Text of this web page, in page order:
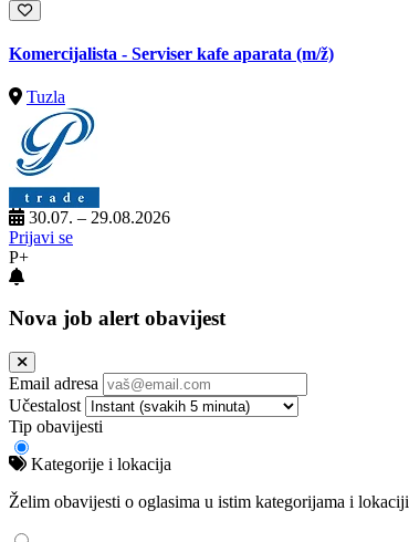
Komercijalista - Serviser kafe aparata (m/ž)
Tuzla
30.07. – 29.08.2026
Prijavi se
P+
Nova job alert obavijest
Email adresa
Učestalost
Tip obavijesti
Kategorije i lokacija
Želim obavijesti o oglasima u istim kategorijama i lokaciji